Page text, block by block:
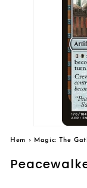
Hem › Magic: The